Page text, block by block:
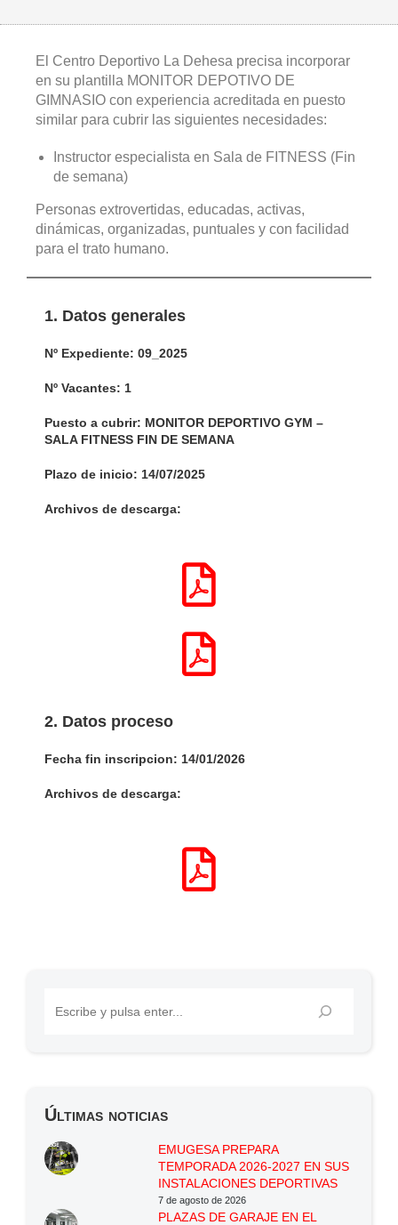
El Centro Deportivo La Dehesa precisa incorporar
en su plantilla MONITOR DEPOTIVO DE
GIMNASIO con experiencia acreditada en puesto
similar para cubrir las siguientes necesidades:
Instructor especialista en Sala de FITNESS (Fin
de semana)
Personas extrovertidas, educadas, activas,
dinámicas, organizadas, puntuales y con facilidad
para el trato humano.
1. Datos generales
Nº Expediente: 09_2025
Nº Vacantes: 1
Puesto a cubrir: MONITOR DEPORTIVO GYM –
SALA FITNESS FIN DE SEMANA
Plazo de inicio: 14/07/2025
Archivos de descarga:
2. Datos proceso
Fecha fin inscripcion: 14/01/2026
Archivos de descarga:
Últimas noticias
EMUGESA PREPARA
TEMPORADA 2026-2027 EN SUS
INSTALACIONES DEPORTIVAS
7 de agosto de 2026
PLAZAS DE GARAJE EN EL